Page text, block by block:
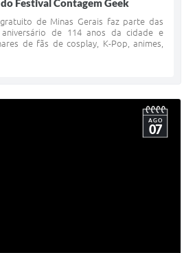
Festival Contagem Geek
de Minas Gerais faz parte das
aniversário de 114 anos da cidade e
de fãs de cosplay, K-Pop, animes,
AGO
07